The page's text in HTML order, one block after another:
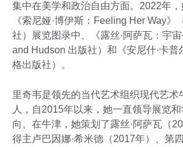
集中在美学和政治自由方面。2022年
《索尼娅·博伊斯：Feeling Her Way》
社）展览图录中、《露丝·阿萨瓦：宇
and Hudson 出版社）和《安尼什·卡普
格出版社）。
里奇韦是领先的当代艺术组织现代艺术
人，自2015年以来，她一直领导展览
向。在牛津，她策划了露丝·阿萨瓦（
得主卢巴因娜·希米德（2017年）、第